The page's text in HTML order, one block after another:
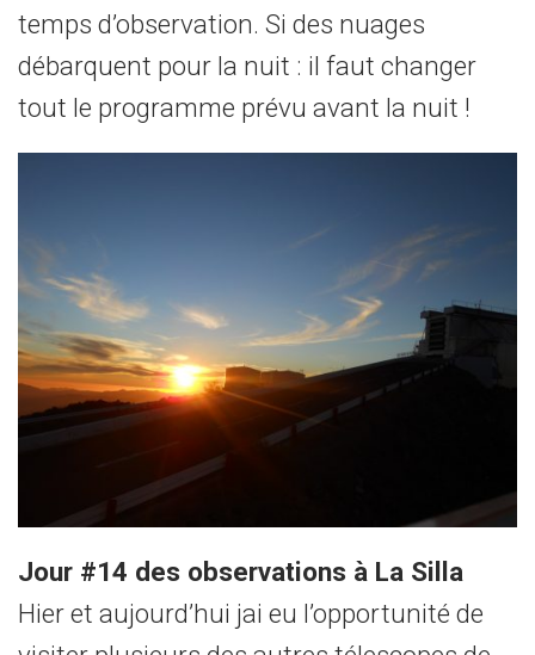
temps d’observation. Si des nuages
débarquent pour la nuit : il faut changer
tout le programme prévu avant la nuit !
Jour #14 des observations à La Silla
Hier et aujourd’hui jai eu l’opportunité de